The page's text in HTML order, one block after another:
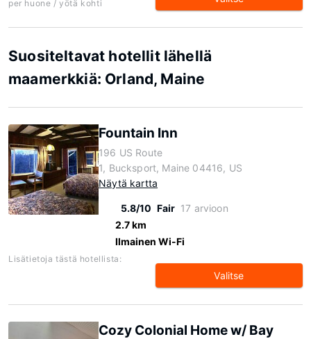
per huone / yötä kohti
Suositeltavat hotellit lähellä
maamerkkiä: Orland, Maine
Fountain Inn
196 US Route
1, Bucksport, Maine 04416, US
Näytä kartta
5.8/10 Fair 17 arvioon
2.7 km
Ilmainen Wi-Fi
Lisätietoja tästä hotellista:
Valitse
Cozy Colonial Home w/ Bay